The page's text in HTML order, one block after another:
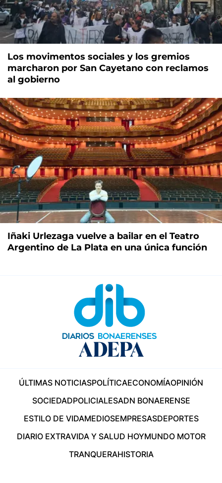
Los movimentos sociales y los gremios
marcharon por San Cayetano con reclamos
al gobierno
Iñaki Urlezaga vuelve a bailar en el Teatro
Argentino de La Plata en una única función
ÚLTIMAS NOTICIASPOLÍTICAECONOMÍAOPINIÓN
SOCIEDADPOLICIALESADN BONAERENSE
ESTILO DE VIDAMEDIOSEMPRESASDEPORTES
DIARIO EXTRAVIDA Y SALUD HOYMUNDO MOTOR
TRANQUERAHISTORIA